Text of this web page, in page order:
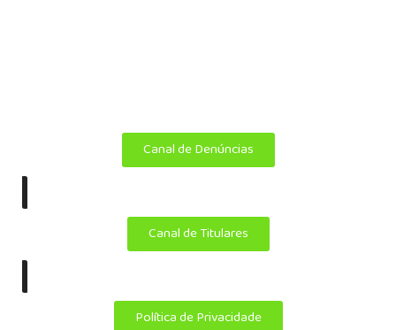
Canal de Denúncias
|
Canal de Titulares
|
Política de Privacidade